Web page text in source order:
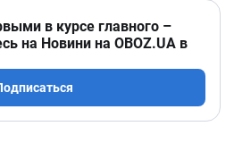
в курсе главного –
на Новини на OBOZ.UA в